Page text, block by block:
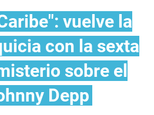
vuelve la
con la sexta
sobre el
Depp